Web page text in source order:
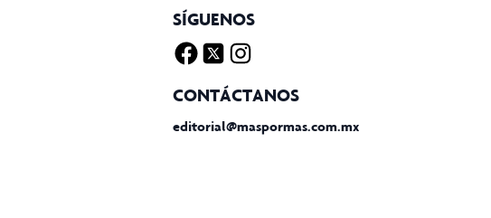
SÍGUENOS
CONTÁCTANOS
editorial@maspormas.com.mx